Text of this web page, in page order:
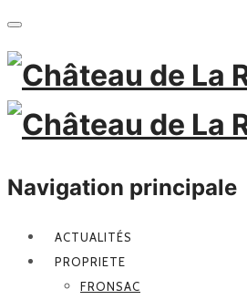
Navigation principale
ACTUALITÉS
PROPRIETE
FRONSAC